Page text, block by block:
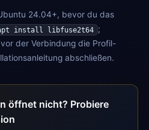
24.04+, bevor du das
install libfuse2t64 ;
der Verbindung die Profil-
abschließen.
öffnet nicht? Probiere